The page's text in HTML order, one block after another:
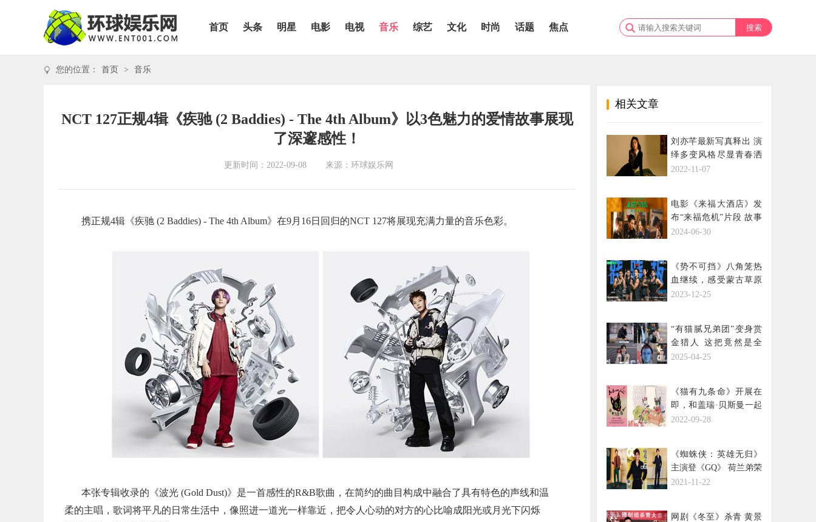
首页 头条 明星 电影 电视 音乐 综艺 文化 时尚 话题 焦点
您的位置： 首页 > 音乐
NCT 127正规4辑《疾驰 (2 Baddies) - The 4th Album》以3色魅力的爱情故事展现
了深邃感性！
更新时间：2022-09-08 来源：环球娱乐网
携正规4辑《疾驰 (2 Baddies) - The 4th Album》在9月16日回归的NCT 127将展现充满力量的音乐色彩。
本张专辑收录的《波光 (Gold Dust)》是一首感性的R&B歌曲，在简约的曲目构成中融合了具有特色的声线和温
柔的主唱，歌词将平凡的日常生活中，像照进一道光一样靠近，把令人心动的对方的心比喻成阳光或月光下闪烁
相关文章
刘亦芊最新写真释出 演
绎多变风格尽显青春洒
脱
2022-11-07
电影《来福大酒店》发
布“来福危机”片段 故事
跌宕强牵观众心绪
2024-06-30
《势不可挡》八角笼热
血继续，感受蒙古草原
汉子的强大韧劲
2023-12-25
“有猫腻兄弟团”变身赏
金猎人 这把竟然是全
员“恶人”？
2025-04-25
《猫有九条命》开展在
即，和盖瑞·贝斯曼一起
进入奇喵的秋天
2022-09-28
《蜘蛛侠：英雄无归》
主演登《GQ》 荷兰弟荣
获年度男士称号
2021-11-22
网剧《冬至》杀青 黄景